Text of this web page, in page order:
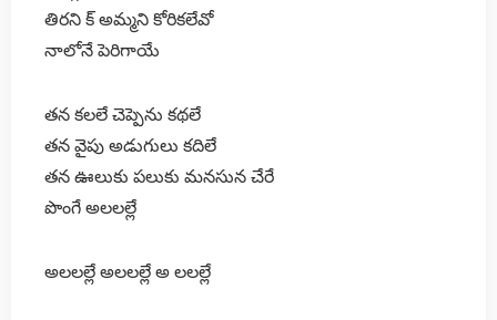
తిరని క్ అమ్మని కోరికలేవో
నాలోనే పెరిగాయే
తన కలలే చెప్పెను కథలే
తన వైపు అడుగులు కదిలే
తన ఊలుకు పలుకు మనసున చేరే
పొంగే అలలల్లే
అలలల్లే అలలల్లే అ లలల్లే